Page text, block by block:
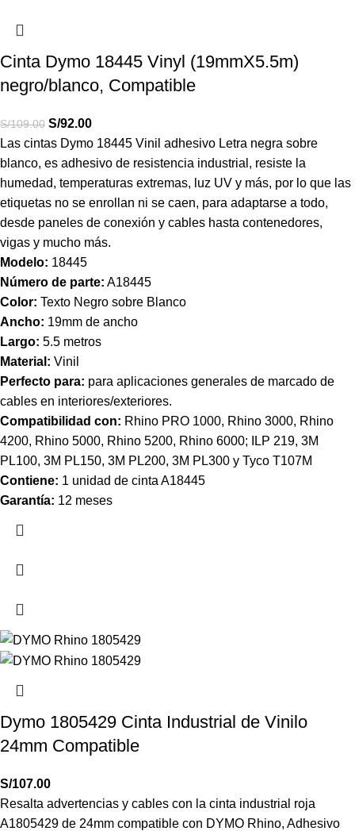
Cinta Dymo 18445 Vinyl (19mmX5.5m)
negro/blanco, Compatible
S/109.00 S/92.00
Las cintas Dymo 18445 Vinil adhesivo Letra negra sobre
blanco, es adhesivo de resistencia industrial, resiste la
humedad, temperaturas extremas, luz UV y más, por lo que las
etiquetas no se enrollan ni se caen, para adaptarse a todo,
desde paneles de conexión y cables hasta contenedores,
vigas y mucho más.
Modelo: 18445
Número de parte: A18445
Color: Texto Negro sobre Blanco
Ancho: 19mm de ancho
Largo: 5.5 metros
Material: Vinil
Perfecto para: para aplicaciones generales de marcado de
cables en interiores/exteriores.
Compatibilidad con: Rhino PRO 1000, Rhino 3000, Rhino
4200, Rhino 5000, Rhino 5200, Rhino 6000; ILP 219, 3M
PL100, 3M PL150, 3M PL200, 3M PL300 y Tyco T107M
Contiene: 1 unidad de cinta A18445
Garantía: 12 meses
Dymo 1805429 Cinta Industrial de Vinilo
24mm Compatible
S/107.00
Resalta advertencias y cables con la cinta industrial roja
A1805429 de 24mm compatible con DYMO Rhino, Adhesivo